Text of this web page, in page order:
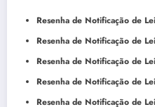
Resenha de Notificação de
Resenha de Notificação de
Resenha de Notificação de
Resenha de Notificação de
Resenha de Notificação de